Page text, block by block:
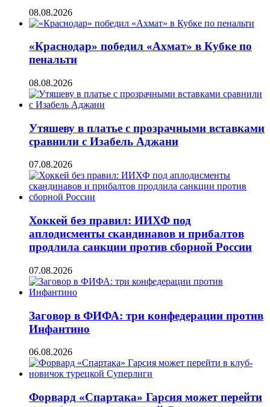
08.08.2026
«Краснодар» победил «Ахмат» в Кубке по
пенальти
08.08.2026
Утяшеву в платье с прозрачными вставками
сравнили с Изабель Аджани
07.08.2026
Хоккей без правил: ИИХФ под
аплодисменты скандинавов и прибалтов
продлила санкции против сборной России
07.08.2026
Заговор в ФИФА: три конфедерации против
Инфантино
06.08.2026
Форвард «Спартака» Гарсия может перейти